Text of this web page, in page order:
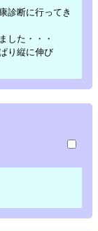
診断に行ってき
した・・・
り縦に伸び